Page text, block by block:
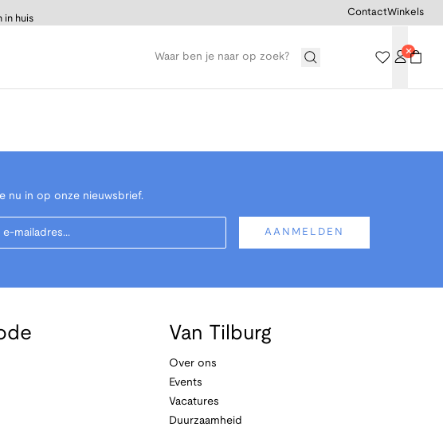
in huis
ContactWinkels
nu in op onze nieuwsbrief.
AANMELDEN
Van Tilburg
Over ons
Events
Vacatures
Duurzaamheid